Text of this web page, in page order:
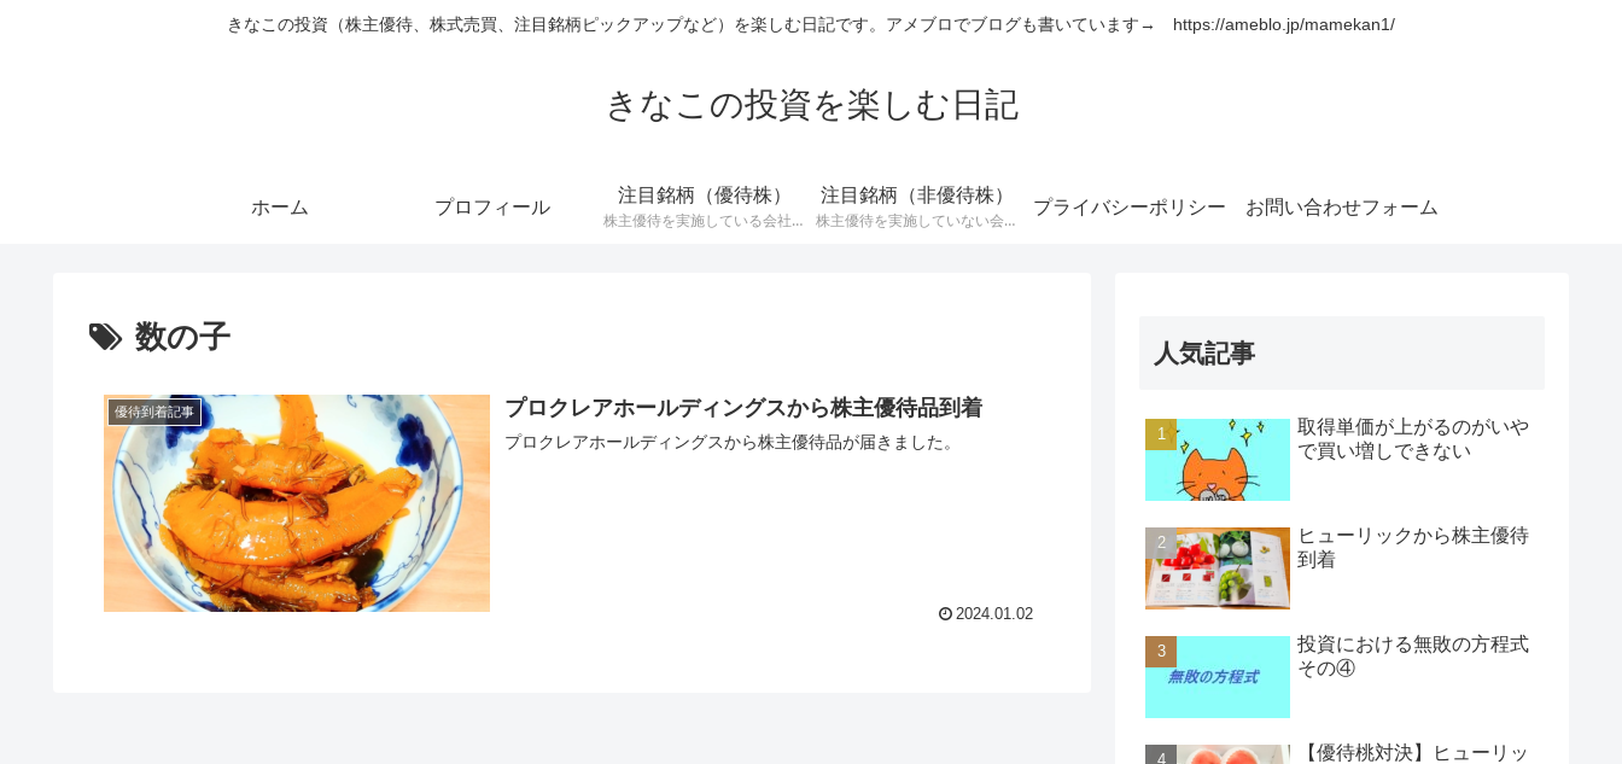
きなこの投資（株主優待、株式売買、注目銘柄ピックアップなど）を楽しむ日記です。アメブロでブログも書いています→ https://ameblo.jp/mamekan1/
きなこの投資を楽しむ日記
ホーム プロフィール
注目銘柄（優待株）
株主優待を実施している会社の
注目銘柄（非優待株）
株主優待を実施していない会社
プライバシーポリシー お問い合わせフォーム
数の子
優待到着記事 プロクレアホールディングスから株主優待品到着
プロクレアホールディングスから株主優待品が届きました。
2024.01.02
人気記事
取得単価が上がるのがいや
で買い増しできない
ヒューリックから株主優待
到着
投資における無敗の方程式
その④
【優待桃対決】ヒューリッ